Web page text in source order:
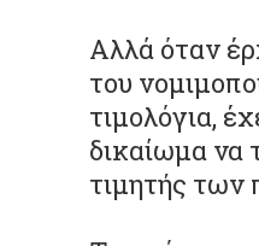
Αλλά όταν
του
τιμολόγια,
δικαίωμα να
τιμητής των